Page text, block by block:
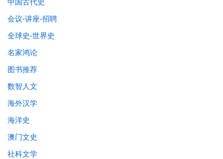
中国古代史
会议-讲座-招聘
全球史-世界史
名家鸿论
图书推荐
数智人文
海外汉学
海洋史
澳门文史
社科文学